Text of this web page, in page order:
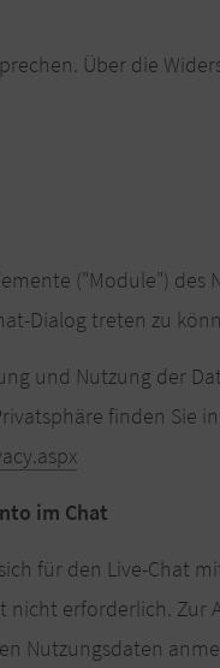
Über die
("Module")
Dialog treten zu
und Nutzung der
finden Sie
im Chat
für den Live-Chat
nicht erforderlich. Zur
Nutzungsdaten